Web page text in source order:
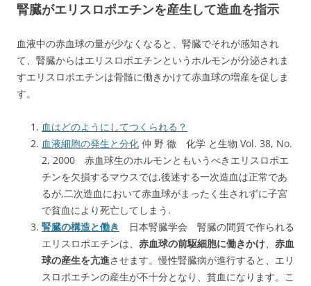
腎臓がエリスロポエチンを産生して造血を指示
血液中の赤血球の量が少なくなると、腎臓でそれが感知され
て、腎臓からはエリスロポエチンというホルモンが分泌されま
すエリスロポエチンは骨髄に働きかけて赤血球の増産を促しま
す。
血はどのようにしてつくられる？
血液細胞の発生と分化 仲 野 徹 化学 と生物 Vol. 38, No.
2, 2000 赤血球生のホルモンともいうべきエリスロポエ
チンを欠損するマウスでは,後述する一次造血は正常であ
るが,二次造血において赤血球がまったく生されずに子宮
で貧血により死亡してしまう.
腎臓の構造と働き
日本腎臓学会 腎臓の間質で作られる
エリスロポエチンは、 赤血球の前駆細胞に働きかけ、 赤血
球の産生を亢進させます。慢性腎臓病が進行すると、エリ
スロポエチンの産生が不十分となり、貧血になります。こ